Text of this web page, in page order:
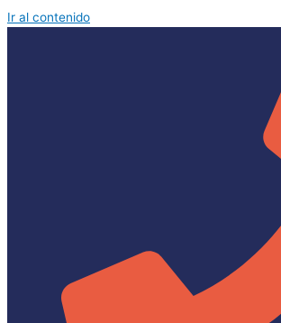
Ir al contenido